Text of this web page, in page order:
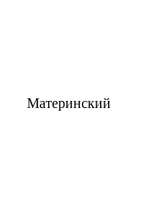
Материнский